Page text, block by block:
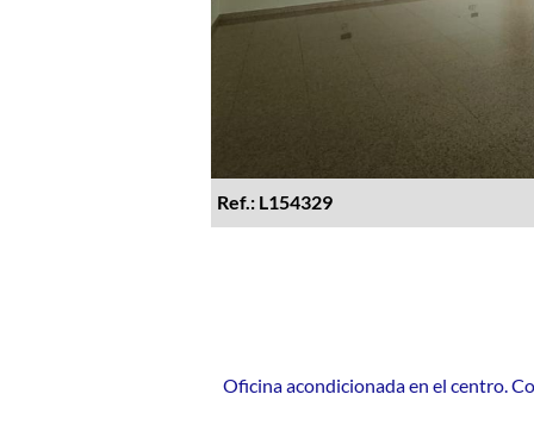
Ref.: L154329
Oficina acondicionada en el centro.